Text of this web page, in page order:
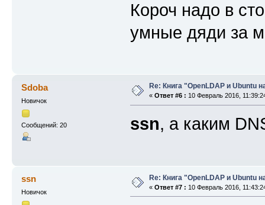
Короч надо в
умные дяди за
Sdoba
Новичок
Сообщений: 20
Re: Книга "OpenLDAP и Ubuntu
« Ответ #6 : 10 Февраль 2016,
ssn, а каким
ssn
Новичок
Re: Книга "OpenLDAP и Ubuntu
« Ответ #7 : 10 Февраль 2016,